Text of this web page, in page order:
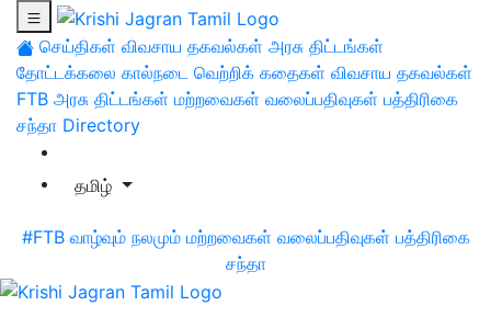
செய்திகள் விவசாய தகவல்கள் அரசு திட்டங்கள்
தோட்டக்கலை கால்நடை வெற்றிக் கதைகள் விவசாய தகவல்கள்
FTB அரசு திட்டங்கள் மற்றவைகள் வலைப்பதிவுகள் பத்திரிகை
சந்தா Directory
தமிழ்
#FTB வாழ்வும் நலமும் மற்றவைகள் வலைப்பதிவுகள் பத்திரிகை
சந்தா